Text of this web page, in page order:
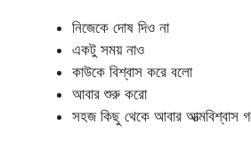
নিজেকে দোষ দিও না
একটু সময় নাও
কাউকে বিশ্বাস করে বলো
আবার শুরু করো
সহজ কিছু থেকে আবার আত্মবিশ্বাস